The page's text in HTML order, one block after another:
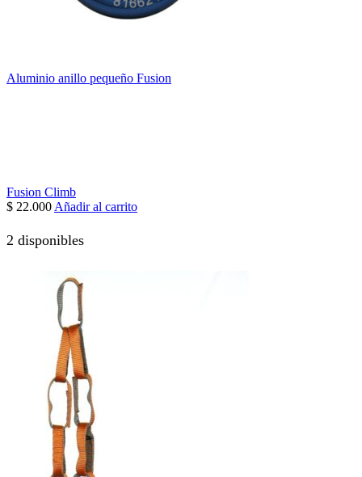
Aluminio anillo pequeño Fusion
Fusion Climb
$ 22.000 Añadir al carrito
2 disponibles